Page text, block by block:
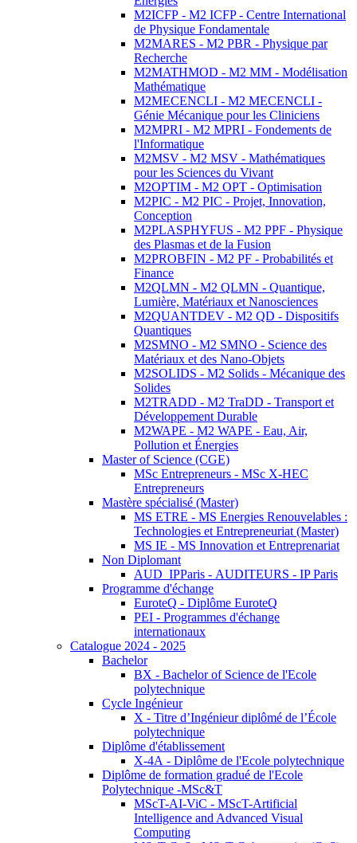
M2ICFP - M2 ICFP - Centre International
de Physique Fondamentale
M2MARES - M2 PBR - Physique par
Recherche
M2MATHMOD - M2 MM - Modélisation
Mathématique
M2MECENCLI - M2 MECENCLI -
Génie Mécanique pour les Cliniciens
M2MPRI - M2 MPRI - Fondements de
l'Informatique
M2MSV - M2 MSV - Mathématiques
pour les Sciences du Vivant
M2OPTIM - M2 OPT - Optimisation
M2PIC - M2 PIC - Projet, Innovation,
Conception
M2PLASPHYFUS - M2 PPF - Physique
des Plasmas et de la Fusion
M2PROBFIN - M2 PF - Probabilités et
Finance
M2QLMN - M2 QLMN - Quantique,
Lumière, Matériaux et Nanosciences
M2QUANTDEV - M2 QD - Dispositifs
Quantiques
M2SMNO - M2 SMNO - Science des
Matériaux et des Nano-Objets
M2SOLIDS - M2 Solids - Mécanique des
Solides
M2TRADD - M2 TraDD - Transport et
Développement Durable
M2WAPE - M2 WAPE - Eau, Air,
Pollution et Énergies
Master of Science (CGE)
MSc Entrepreneurs - MSc X-HEC
Entrepreneurs
Mastère spécialisé (Master)
MS ETRE - MS Energies Renouvelables :
Technologies et Entrepreneuriat (Master)
MS IE - MS Innovation et Entreprenariat
Non Diplomant
AUD_IPParis - AUDITEURS - IP Paris
Programme d'échange
EuroteQ - Diplôme EuroteQ
PEI - Programmes d'échange
internationaux
Catalogue 2024 - 2025
Bachelor
BX - Bachelor of Science de l'Ecole
polytechnique
Cycle Ingénieur
X - Titre d’Ingénieur diplômé de l’École
polytechnique
Diplôme d'établissement
X-4A - Diplôme de l'Ecole polytechnique
Diplôme de formation gradué de l'Ecole
Polytechnique -MSc&T
MScT-AI-ViC - MScT-Artificial
Intelligence and Advanced Visual
Computing